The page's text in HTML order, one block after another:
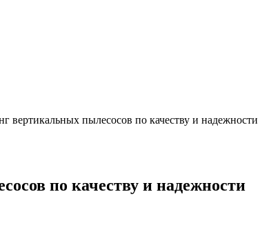
вертикальных пылесосов по качеству и надежности
по качеству и надежности